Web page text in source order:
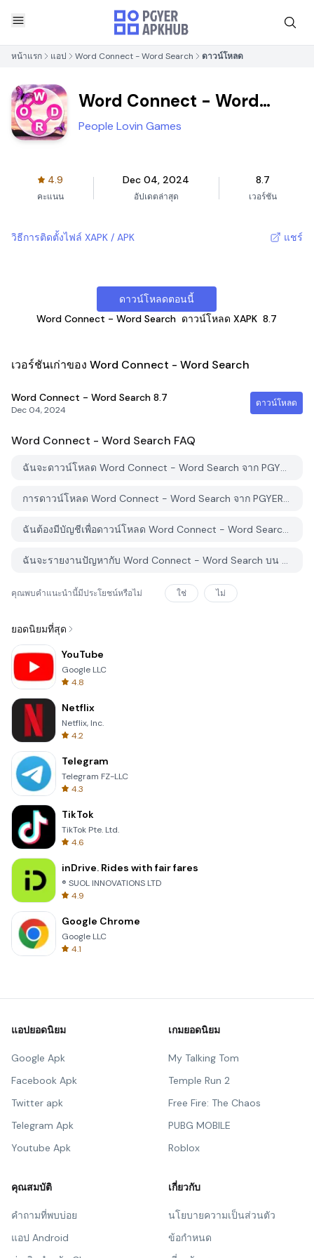
หน้าแรก แอป Word Connect - Word Search ดาวน์โหลด
Word Connect - Word
Search
People Lovin Games
4.9
คะแนน
Dec 04, 2024
อัปเดตล่าสุด
8.7
เวอร์ชัน
วิธีการติดตั้งไฟล์ XAPK / APK แชร์
ดาวน์โหลดตอนนี้
Word Connect - Word Search ดาวน์โหลด XAPK 8.7
เวอร์ชันเก่าของ Word Connect - Word Search
Word Connect - Word Search 8.7
Dec 04, 2024
ดาวน์โหลด
Word Connect - Word Search FAQ
ฉันจะดาวน์โหลด Word Connect - Word Search จาก PGYER APK HUB อย่างไร?
การดาวน์โหลด Word Connect - Word Search จาก PGYER APK HUB ฟรีหรือไม่?
ฉันต้องมีบัญชีเพื่อดาวน์โหลด Word Connect - Word Search จาก PGYER APK HUB หรือไม่?
ฉันจะรายงานปัญหากับ Word Connect - Word Search บน PGYER APK HUB ได้อย่างไร?
คุณพบคำแนะนำนี้มีประโยชน์หรือไม่ ใช่ ไม่
ยอดนิยมที่สุด
YouTube
Google LLC
4.8
Netflix
Netflix, Inc.
4.2
Telegram
Telegram FZ-LLC
4.3
TikTok
TikTok Pte. Ltd.
4.6
inDrive. Rides with fair fares
® SUOL INNOVATIONS LTD
4.9
Google Chrome
Google LLC
4.1
แอปยอดนิยม
Google Apk
Facebook Apk
Twitter apk
Telegram Apk
Youtube Apk
เกมยอดนิยม
My Talking Tom
Temple Run 2
Free Fire: The Chaos
PUBG MOBILE
Roblox
คุณสมบัติ
คำถามที่พบบ่อย
แอป Android
เกี่ยวกับ
นโยบายความเป็นส่วนตัว
ข้อกำหนด